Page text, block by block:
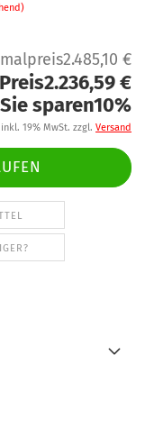
€
€
Sie sparen10%
inkl. 19% MwSt. zzgl. Versand